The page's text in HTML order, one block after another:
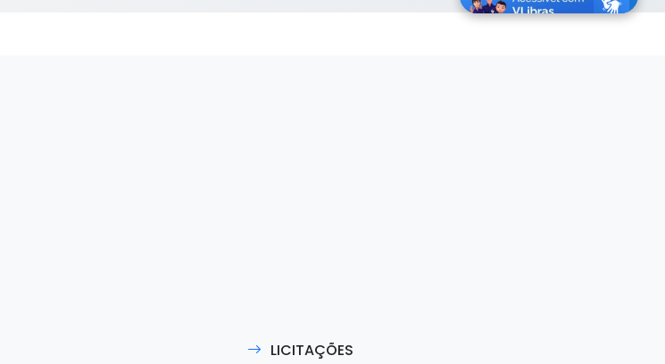
LICITAÇÕES